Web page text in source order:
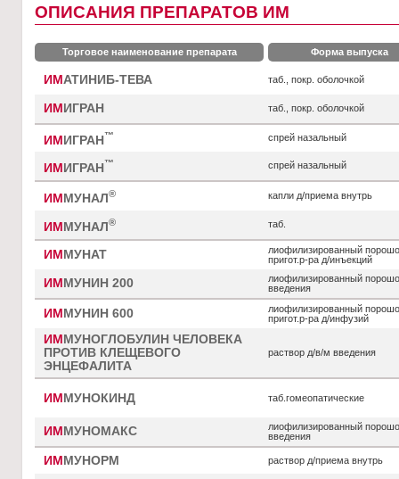
ОПИСАНИЯ ПРЕПАРАТОВ ИМ
Торговое наименование препарата Форма выпуска
ИМ АТИНИБ-ТЕВА таб., покр. оболочкой
ИМ ИГРАН таб., покр. оболочкой
ИМИГРАН™ спрей назальный
ИМИГРАН™ спрей назальный
ИММУНАЛ® капли д/приема внутрь
ИММУНАЛ® таб.
ИМ МУНАТ
лиофилизированный
пригот.р-ра д/инъекций
ИМ МУНИН 200
лиофилизированный
введения
ИМ МУНИН 600
лиофилизированный
пригот.р-ра д/инфузий
ИМ МУНОГЛОБУЛИН ЧЕЛОВЕКА
ПРОТИВ КЛЕЩЕВОГО
ЭНЦЕФАЛИТА
раствор д/в/м введения
ИМ МУНОКИНД таб.гомеопатические
ИМ МУНОМАКС
лиофилизированный
введения
ИМ МУНОРМ раствор д/приема внутрь